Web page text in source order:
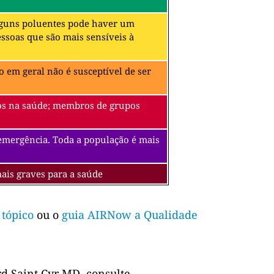
poluentes pode haver um
que são mais sensíveis à
em geral não é susceptível de ser
na saúde; membros de grupos
Toda a população é mais
graves para a saúde
ou o guia AIRNow a Qualidade